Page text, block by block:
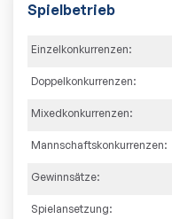
Spielbetrieb
Einzelkonkurrenzen:
Doppelkonkurrenzen:
Mixedkonkurrenzen:
Mannschaftskonkurrenzen:
Gewinnsätze:
Spielansetzung: